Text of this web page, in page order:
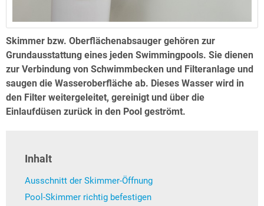
Skimmer bzw. Oberflächenabsauger gehören zur
Grundausstattung eines jeden Swimmingpools. Sie dienen
zur Verbindung von Schwimmbecken und Filteranlage und
saugen die Wasseroberfläche ab. Dieses Wasser wird in
den Filter weitergeleitet, gereinigt und über die
Einlaufdüsen zurück in den Pool geströmt.
Inhalt
Ausschnitt der Skimmer-Öffnung
Pool-Skimmer richtig befestigen